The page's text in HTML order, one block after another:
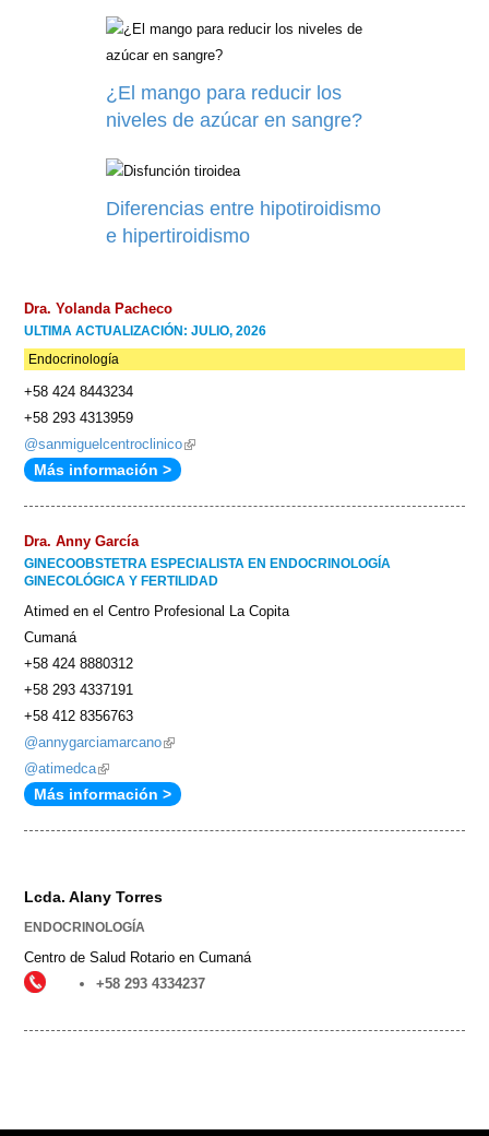
¿El mango para reducir los
niveles de azúcar en sangre?
Diferencias entre hipotiroidismo
e hipertiroidismo
Dra. Yolanda Pacheco
ULTIMA ACTUALIZACIÓN: JULIO, 2026
Endocrinología
+58 424 8443234
+58 293 4313959
@sanmiguelcentroclinico(link
Más información >
Dra. Anny García
GINECOOBSTETRA ESPECIALISTA EN ENDOCRINOLOGÍA
GINECOLÓGICA Y FERTILIDAD
Atimed en el Centro Profesional La Copita
Cumaná
+58 424 8880312
+58 293 4337191
+58 412 8356763
@annygarciamarcano(link
external)
@atimedca(link
is
Más información >
Lcda. Alany Torres
ENDOCRINOLOGÍA
Centro de Salud Rotario en Cumaná
+58 293 4334237